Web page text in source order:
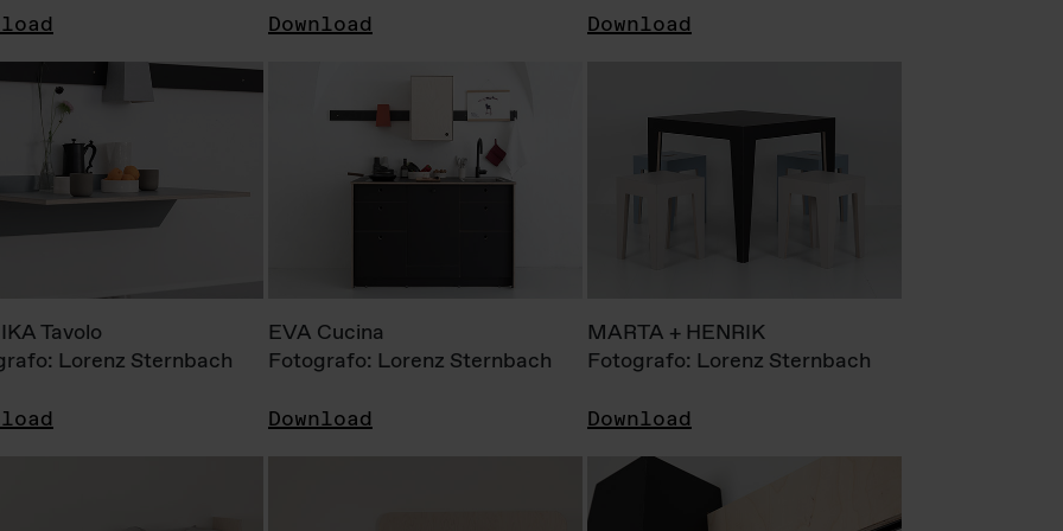
Download Download
Tavolo
Lorenz Sternbach
EVA Cucina
Fotografo: Lorenz Sternbach
Download
MARTA + HENRIK
Fotografo: Lorenz Sternbach
Download